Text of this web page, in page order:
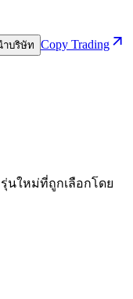
ำบริษัท Copy Trading
นใหม่ที่ถูกเลือกโดย